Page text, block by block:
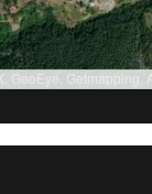
Getmapping,